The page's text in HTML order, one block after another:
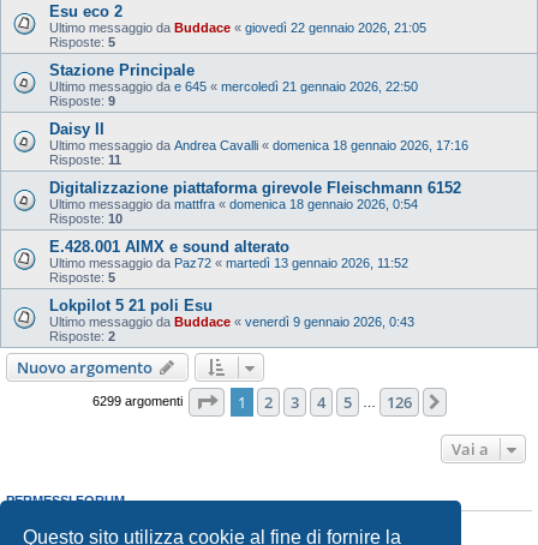
Questo sito utilizza cookie al fine di fornire la
Esu eco 2
Ultimo messaggio da Buddace « giovedì 22 gennaio 2026, 21:05
Risposte: 5
Stazione Principale
Ultimo messaggio da e 645 « mercoledì 21 gennaio 2026, 22:50
Risposte: 9
Daisy II
Ultimo messaggio da Andrea Cavalli « domenica 18 gennaio 2026, 17:16
Risposte: 11
Digitalizzazione piattaforma girevole Fleischmann 6152
Ultimo messaggio da mattfra « domenica 18 gennaio 2026, 0:54
Risposte: 10
E.428.001 AIMX e sound alterato
Ultimo messaggio da Paz72 « martedì 13 gennaio 2026, 11:52
Risposte: 5
Lokpilot 5 21 poli Esu
Ultimo messaggio da Buddace « venerdì 9 gennaio 2026, 0:43
Risposte: 2
Nuovo argomento
6299 argomenti Pagina di 126
1 2 3 4 5 126
Vai a
PERMESSI FORUM
Non puoirispondere negli argomenti